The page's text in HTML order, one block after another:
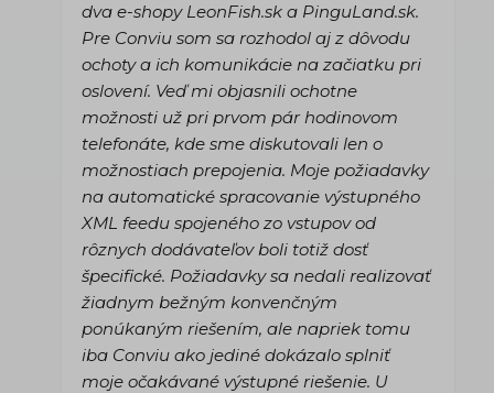
dva e-shopy LeonFish.sk a PinguLand.sk.
Pre Conviu som sa rozhodol aj z dôvodu
ochoty a ich komunikácie na začiatku pri
oslovení. Veď mi objasnili ochotne
možnosti už pri prvom pár hodinovom
telefonáte, kde sme diskutovali len o
možnostiach prepojenia. Moje požiadavky
na automatické spracovanie výstupného
XML feedu spojeného zo vstupov od
rôznych dodávateľov boli totiž dosť
špecifické. Požiadavky sa nedali realizovať
žiadnym bežným konvenčným
ponúkaným riešením, ale napriek tomu
iba Conviu ako jediné dokázalo splniť
moje očakávané výstupné riešenie. U